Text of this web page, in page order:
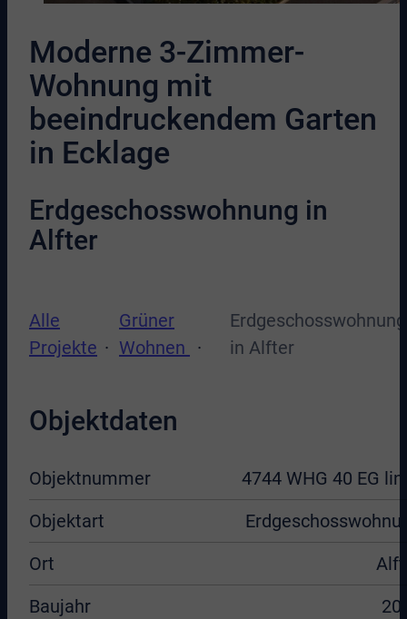
Moderne 3-Zimmer-
Wohnung mit
beeindruckendem Garten
in Ecklage
Erdgeschosswohnung in
Alfter
Alle
Projekte
Grüner
Wohnen
Erdgeschosswohnung
in Alfter
Objektdaten
Objektnummer
4744 WHG 40 EG
Objektart
Ort
Baujahr